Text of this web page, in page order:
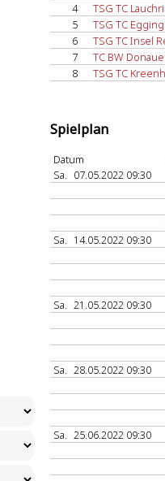
4
TSG TC
5
TSG TC
6
TSG TC Insel
7
TC BW
8
TSG TC
Spielplan
Datum
Sa. 07.05.2022 09:30
Sa. 14.05.2022 09:30
Sa. 21.05.2022 09:30
Sa. 28.05.2022 09:30
Sa. 25.06.2022 09:30